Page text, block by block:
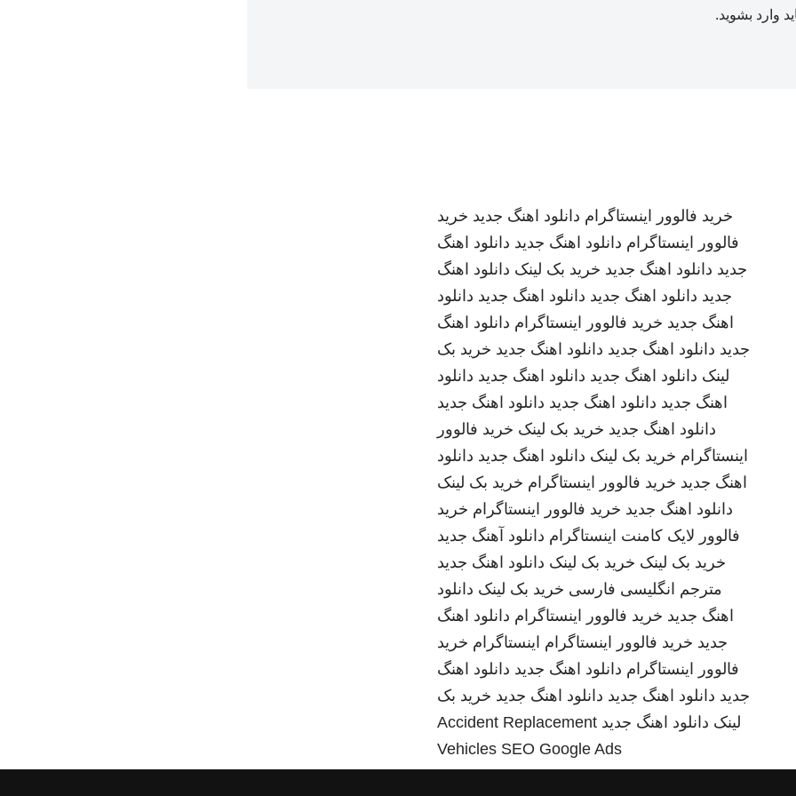
وارد بشوید.
خرید فالوور اینستاگرام دانلود اهنگ جدید خرید
فالوور اینستاگرام دانلود اهنگ جدید دانلود اهنگ
جدید دانلود اهنگ جدید خرید بک لینک دانلود اهنگ
جدید دانلود اهنگ جدید دانلود اهنگ جدید دانلود
اهنگ جدید خرید فالوور اینستاگرام دانلود اهنگ
جدید دانلود اهنگ جدید دانلود اهنگ جدید خرید بک
لینک دانلود اهنگ جدید دانلود اهنگ جدید دانلود
اهنگ جدید دانلود اهنگ جدید دانلود اهنگ جدید
دانلود اهنگ جدید خرید بک لینک خرید فالوور
اینستاگرام خرید بک لینک دانلود اهنگ جدید دانلود
اهنگ جدید خرید فالوور اینستاگرام خرید بک لینک
دانلود اهنگ جدید خرید فالوور اینستاگرام خرید
فالوور لایک کامنت اینستاگرام دانلود آهنگ جدید
خرید بک لینک خرید بک لینک دانلود اهنگ جدید
مترجم انگلیسی فارسی خرید بک لینک دانلود
اهنگ جدید خرید فالوور اینستاگرام دانلود اهنگ
جدید خرید فالوور اینستاگرام اینستاگرام خرید
فالوور اینستاگرام دانلود اهنگ جدید دانلود اهنگ
جدید دانلود اهنگ جدید دانلود اهنگ جدید خرید بک
لینک دانلود اهنگ جدید Accident Replacement
Vehicles SEO Google Ads